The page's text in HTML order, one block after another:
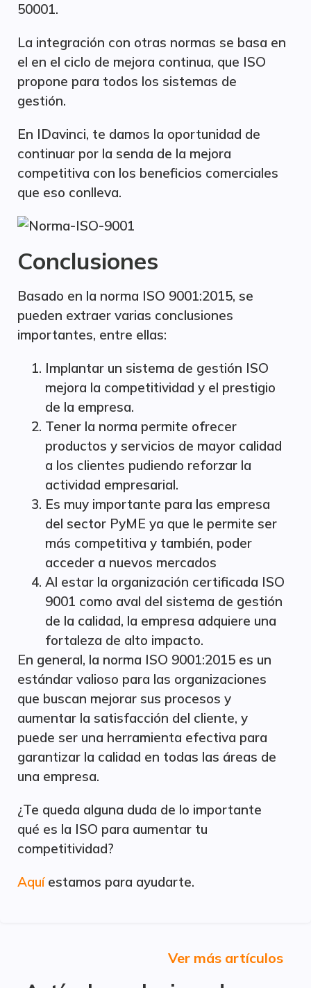
50001.
La integración con otras normas se basa en
el en el ciclo de mejora continua, que ISO
propone para todos los sistemas de
gestión.​
En IDavinci, te damos la oportunidad de
continuar por la senda de la mejora
competitiva con los beneficios comerciales
que eso conlleva.
Conclusiones
Basado en la norma ISO 9001:2015, se
pueden extraer varias conclusiones
importantes, entre ellas:
Implantar un sistema de gestión ISO
mejora la competitividad y el prestigio
de la empresa.
Tener la norma permite ofrecer
productos y servicios de mayor calidad
a los clientes pudiendo reforzar la
actividad empresarial.
Es muy importante para las empresa
del sector PyME ya que le permite ser
más competitiva y también, poder
acceder a nuevos mercados
Al estar la organización certificada ISO
9001 como aval del sistema de gestión
de la calidad, la empresa adquiere una
fortaleza de alto impacto.
En general, la norma ISO 9001:2015 es un
estándar valioso para las organizaciones
que buscan mejorar sus procesos y
aumentar la satisfacción del cliente, y
puede ser una herramienta efectiva para
garantizar la calidad en todas las áreas de
una empresa.
¿Te queda alguna duda de lo importante
qué es la ISO para aumentar tu
competitividad?
Aquíestamos para ayudarte.
Ver más artículos